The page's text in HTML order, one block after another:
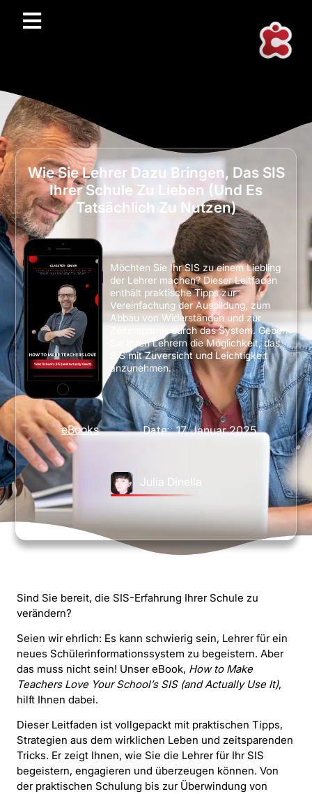
Wie Sie Lehrer Dazu Bringen, Das SIS
Ihrer Schule Zu Lieben (und Es
Tatsächlich Zu Nutzen)
eBooks Date: 17. Januar 2025
Julia Dinella
Möchten Sie Ihr SIS zu einem Liebling
der Lehrer machen? Dieser Leitfaden
enthält praktische Tipps zur
Vereinfachung der Ausbildung, zum
Abbau von Widerständen und zur
Zeitersparnis durch das System. Geben
Sie Ihren Lehrern die Möglichkeit, das
SIS mit Zuversicht und Leichtigkeit
anzunehmen.
Sind Sie bereit, die SIS-Erfahrung Ihrer Schule zu
verändern?
Seien wir ehrlich: Es kann schwierig sein, Lehrer für ein
neues Schülerinformationssystem zu begeistern. Aber
das muss nicht sein! Unser eBook, How to Make
Teachers Love Your School’s SIS (and Actually Use It),
hilft Ihnen dabei.
Dieser Leitfaden ist vollgepackt mit praktischen Tipps,
Strategien aus dem wirklichen Leben und zeitsparenden
Tricks. Er zeigt Ihnen, wie Sie die Lehrer für Ihr SIS
begeistern, engagieren und überzeugen können. Von
der praktischen Schulung bis zur Überwindung von